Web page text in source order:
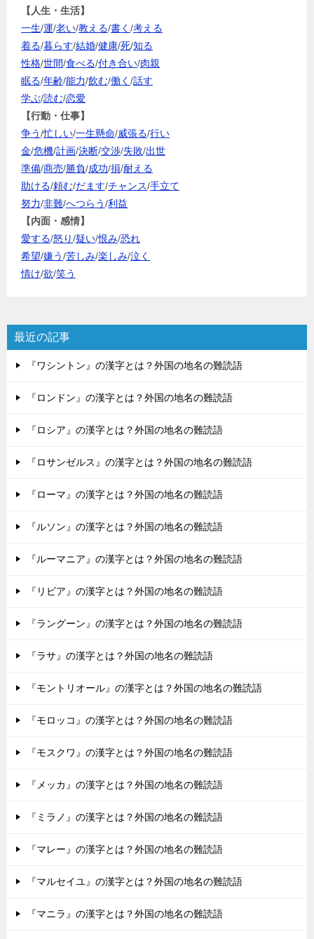
【人生・生活】
一生/運/老い/教える/書く /考える
着る/暮らす/結婚/健康/死/知る
性格/世間/食べる/付き合い/肉親
眠る/年齢/能力/飲む/働く /話す
学ぶ/読む/恋愛
【行動・仕事】
争う/忙しい/一生懸命/威張る/行い
金/危機/計画/決断/交渉/失敗/出世
準備/商売/勝負/成功/損/耐える
助ける/頼む/だます/チャンス/手立て
努力/非難/へつらう/利益
【内面・感情】
愛する/怒り/疑い/恨み/恐れ
希望/嫌う/苦しみ/楽しみ/泣く
情け/欲/笑う
最近の記事
『ワシントン』の漢字とは？外国の地名の難読語
『ロンドン』の漢字とは？外国の地名の難読語
『ロシア』の漢字とは？外国の地名の難読語
『ロサンゼルス』の漢字とは？外国の地名の難読語
『ローマ』の漢字とは？外国の地名の難読語
『ルソン』の漢字とは？外国の地名の難読語
『ルーマニア』の漢字とは？外国の地名の難読語
『リビア』の漢字とは？外国の地名の難読語
『ラングーン』の漢字とは？外国の地名の難読語
『ラサ』の漢字とは？外国の地名の難読語
『モントリオール』の漢字とは？外国の地名の難読語
『モロッコ』の漢字とは？外国の地名の難読語
『モスクワ』の漢字とは？外国の地名の難読語
『メッカ』の漢字とは？外国の地名の難読語
『ミラノ』の漢字とは？外国の地名の難読語
『マレー』の漢字とは？外国の地名の難読語
『マルセイユ』の漢字とは？外国の地名の難読語
『マニラ』の漢字とは？外国の地名の難読語